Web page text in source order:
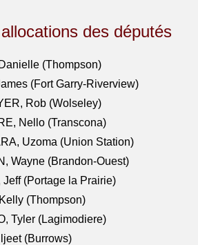
des députés
(Thompson)
(Fort Garry-Riverview)
Rob (Wolseley)
Nello (Transcona)
Uzoma (Union Station)
Wayne (Brandon-Ouest)
Jeff (Portage la Prairie)
(Thompson)
Tyler (Lagimodiere)
(Burrows)